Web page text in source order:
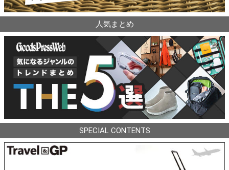
人気まとめ
SPECIAL CONTENTS